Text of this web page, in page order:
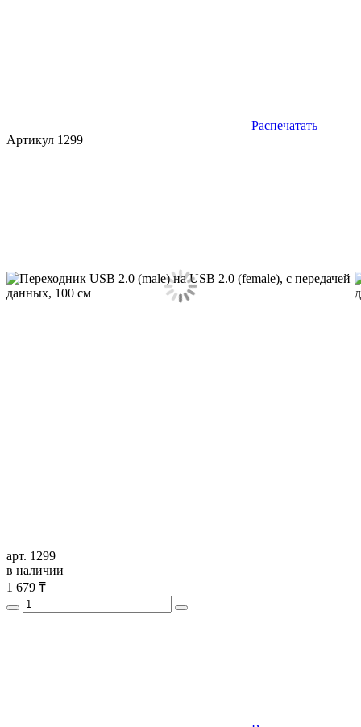
Распечатать
Артикул 1299
арт. 1299
в наличии
1 679 ₸